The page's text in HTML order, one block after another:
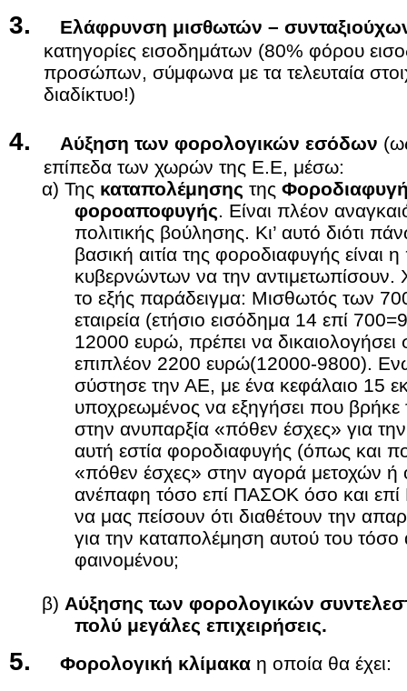
3.
Ελάφρυνση μισθωτών –
κατηγορίες εισοδημάτων (80% φόρου
προσώπων, σύμφωνα με τα τελευταία
διαδίκτυο!)
4. Αύξηση των φορολογικών εσόδων
επίπεδα των χωρών της Ε.Ε, μέσω:
α) Της καταπολέμησης της
φοροαποφυγής. Είναι πλέον
πολιτικής βούλησης. Κι’ αυτό διότι
βασική αιτία της φοροδιαφυγής
κυβερνώντων να την αντιμετωπίσουν.
το εξής παράδειγμα: Μισθωτός των
εταιρεία (ετήσιο εισόδημα 14 επί
12000 ευρώ, πρέπει να
επιπλέον 2200 ευρώ(12000-9800).
σύστησε την ΑΕ, με ένα κεφάλαιο 15
υποχρεωμένος να εξηγήσει που βρήκε
στην ανυπαρξία «πόθεν έσχες» για
αυτή εστία φοροδιαφυγής (όπως και
«πόθεν έσχες» στην αγορά μετοχών ή
ανέπαφη τόσο επί ΠΑΣΟΚ όσο και
να μας πείσουν ότι διαθέτουν την
για την καταπολέμηση αυτού του τόσο
φαινομένου;
β) Αύξησης των φορολογικών
πολύ μεγάλες επιχειρήσεις.
5. Φορολογική κλίμακα η οποία θα έχει: